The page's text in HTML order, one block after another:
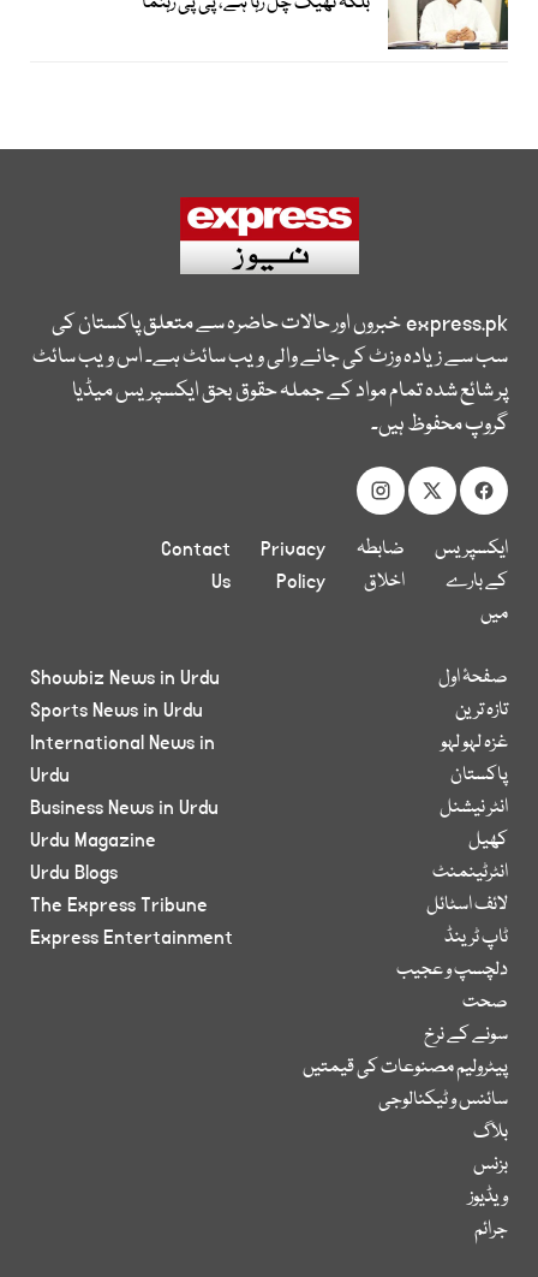
express.pkخبروں اور حالات حاضرہ سے متعلق پاکستان کی
سب سے زیادہ وزٹ کی جانے والی ویب سائٹ ہے۔ اس ویب سائٹ
پر شائع شدہ تمام مواد کے جملہ حقوق بحق ایکسپریس میڈیا
گروپ محفوظ ہیں۔
ایکسپریس
کے بارے
میں
ضابطہ
اخلاق
Privacy
Policy
Contact
Us
صفحۂ اول
تازہ ترین
غزہ لہو لہو
پاکستان
انٹر نیشنل
کھیل
انٹرٹینمنٹ
لائف اسٹائل
ٹاپ ٹرینڈ
دلچسپ و عجیب
صحت
سونے کے نرخ
پیٹرولیم مصنوعات کی قیمتیں
سائنس و ٹیکنالوجی
بلاگ
بزنس
ویڈیوز
جرائم
Showbiz News in Urdu
Sports News in Urdu
International News in
Urdu
Business News in Urdu
Urdu Magazine
Urdu Blogs
The Express Tribune
Express Entertainment